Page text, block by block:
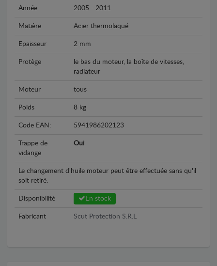
Année 2005 - 2011
Matière Acier thermolaqué
Epaisseur 2 mm
Protège
le bas du moteur, la boîte de vitesses,
radiateur
Moteur tous
Poids 8 kg
Code EAN: 5941986202123
Trappe de
vidange
Oui
Le changement d'huile moteur peut être effectuée sans qu'il
soit retiré.
Disponibilité En stock
Fabricant Scut Protection S.R.L